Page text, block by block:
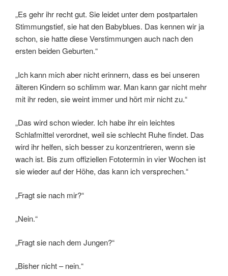
„Es gehr ihr recht gut. Sie leidet unter dem postpartalen
Stimmungstief, sie hat den Babyblues. Das kennen wir ja
schon, sie hatte diese Verstimmungen auch nach den
ersten beiden Geburten.“
„Ich kann mich aber nicht erinnern, dass es bei unseren
älteren Kindern so schlimm war. Man kann gar nicht mehr
mit ihr reden, sie weint immer und hört mir nicht zu.“
„Das wird schon wieder. Ich habe ihr ein leichtes
Schlafmittel verordnet, weil sie schlecht Ruhe findet. Das
wird ihr helfen, sich besser zu konzentrieren, wenn sie
wach ist. Bis zum offiziellen Fototermin in vier Wochen ist
sie wieder auf der Höhe, das kann ich versprechen.“
„Fragt sie nach mir?“
„Nein.“
„Fragt sie nach dem Jungen?“
„Bisher nicht – nein.“